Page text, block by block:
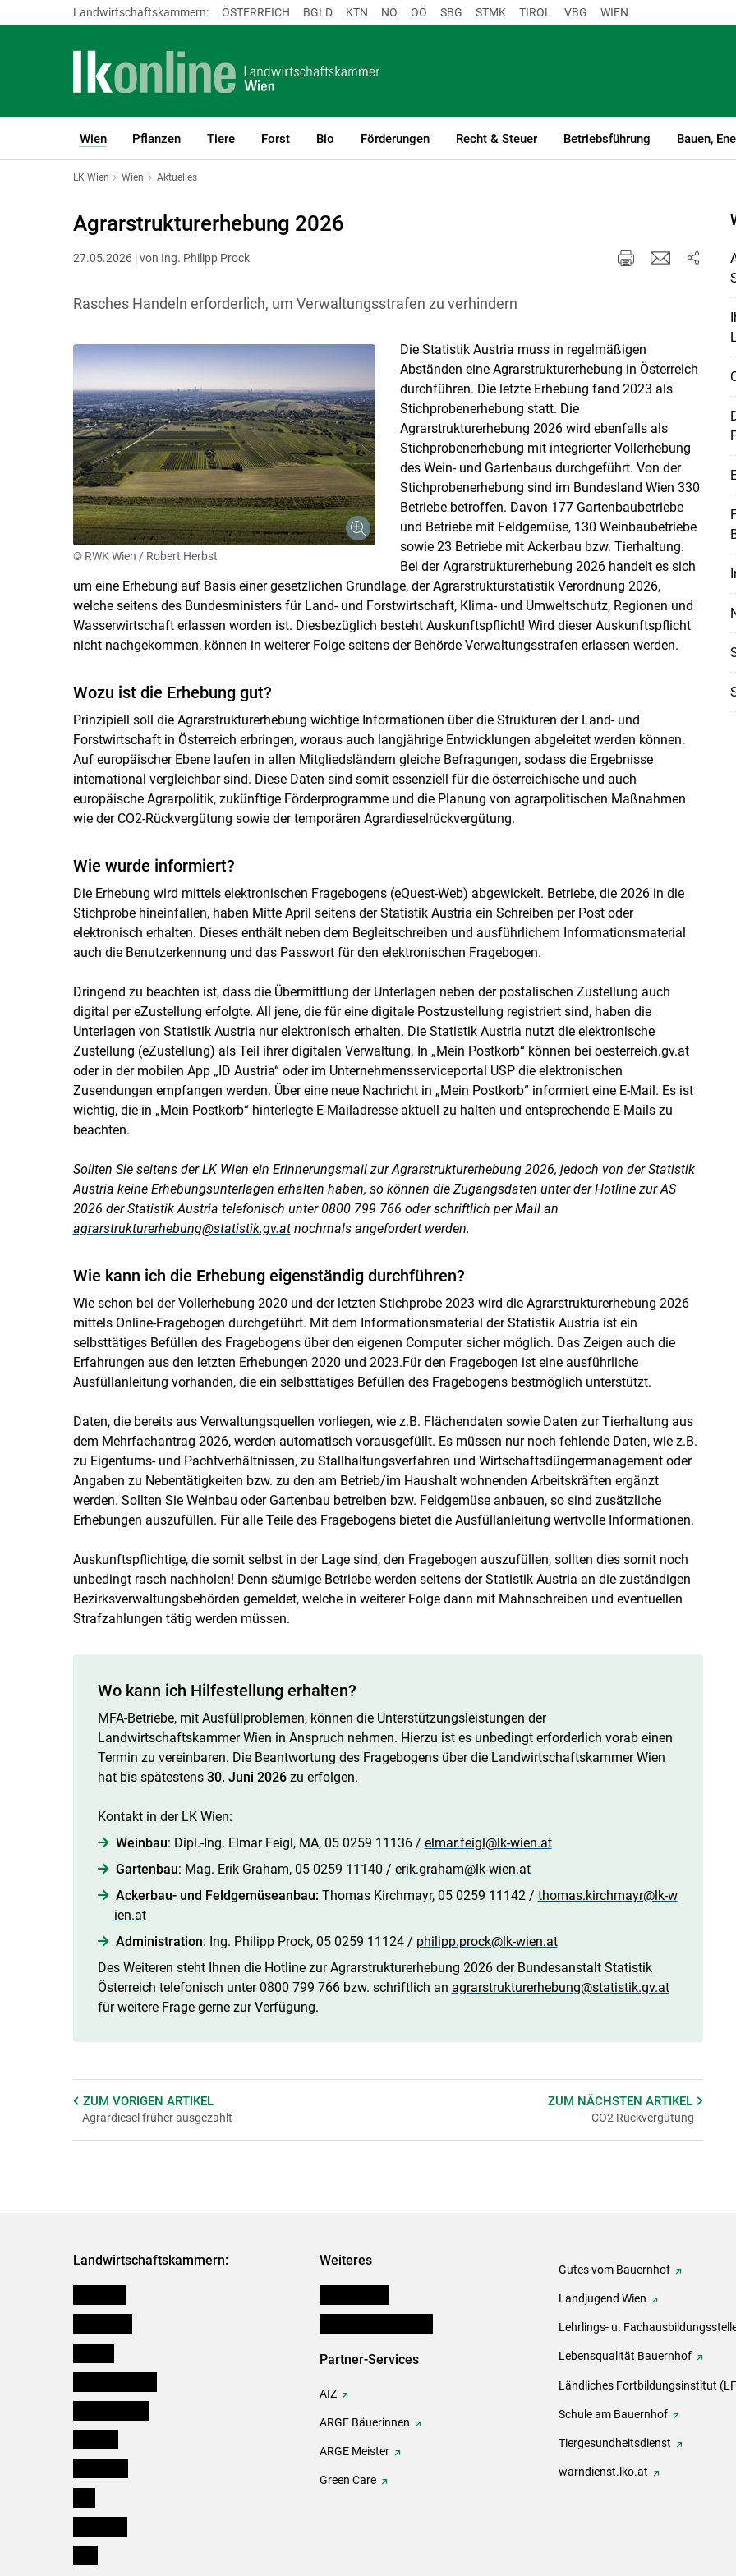
Skip to main content
Landwirtschaftskammern: ÖSTERREICH BGLD KTN NÖ OÖ SBG STMK TIROL VBG WIEN
Wien
(current)1
Pflanzen Tiere Forst Bio Förderungen Recht & Steuer Betriebsführung Bauen,
LK Wien Wien Aktuelles
Agrarstrukturerhebung 2026
27.05.2026 | von Ing. Philipp Prock
Rasches Handeln erforderlich, um Verwaltungsstrafen zu verhindern
© RWK Wien / Robert Herbst
Die Statistik Austria muss in regelmäßigen
Abständen eine Agrarstrukturerhebung in Österreich
durchführen. Die letzte Erhebung fand 2023 als
Stichprobenerhebung statt. Die
Agrarstrukturerhebung 2026 wird ebenfalls als
Stichprobenerhebung mit integrierter Vollerhebung
des Wein- und Gartenbaus durchgeführt. Von der
Stichprobenerhebung sind im Bundesland Wien 330
Betriebe betroffen. Davon 177 Gartenbaubetriebe
und Betriebe mit Feldgemüse, 130 Weinbaubetriebe
sowie 23 Betriebe mit Ackerbau bzw. Tierhaltung.
Bei der Agrarstrukturerhebung 2026 handelt es sich
um eine Erhebung auf Basis einer gesetzlichen Grundlage, der Agrarstrukturstatistik Verordnung 2026,
welche seitens des Bundesministers für Land- und Forstwirtschaft, Klima- und Umweltschutz, Regionen und
Wasserwirtschaft erlassen worden ist. Diesbezüglich besteht Auskunftspflicht! Wird dieser Auskunftspflicht
nicht nachgekommen, können in weiterer Folge seitens der Behörde Verwaltungsstrafen erlassen werden.
Wozu ist die Erhebung gut?
Prinzipiell soll die Agrarstrukturerhebung wichtige Informationen über die Strukturen der Land- und
Forstwirtschaft in Österreich erbringen, woraus auch langjährige Entwicklungen abgeleitet werden können.
Auf europäischer Ebene laufen in allen Mitgliedsländern gleiche Befragungen, sodass die Ergebnisse
international vergleichbar sind. Diese Daten sind somit essenziell für die österreichische und auch
europäische Agrarpolitik, zukünftige Förderprogramme und die Planung von agrarpolitischen Maßnahmen
wie der CO2-Rückvergütung sowie der temporären Agrardieselrückvergütung.
Wie wurde informiert?
Die Erhebung wird mittels elektronischen Fragebogens (eQuest-Web) abgewickelt. Betriebe, die 2026 in die
Stichprobe hineinfallen, haben Mitte April seitens der Statistik Austria ein Schreiben per Post oder
elektronisch erhalten. Dieses enthält neben dem Begleitschreiben und ausführlichem Informationsmaterial
auch die Benutzerkennung und das Passwort für den elektronischen Fragebogen.
Dringend zu beachten ist, dass die Übermittlung der Unterlagen neben der postalischen Zustellung auch
digital per eZustellung erfolgte. All jene, die für eine digitale Postzustellung registriert sind, haben die
Unterlagen von Statistik Austria nur elektronisch erhalten. Die Statistik Austria nutzt die elektronische
Zustellung (eZustellung) als Teil ihrer digitalen Verwaltung. In „Mein Postkorb“ können bei oesterreich.gv.at
oder in der mobilen App „ID Austria“ oder im Unternehmensserviceportal USP die elektronischen
Zusendungen empfangen werden. Über eine neue Nachricht in „Mein Postkorb“ informiert eine E-Mail. Es ist
wichtig, die in „Mein Postkorb“ hinterlegte E-Mailadresse aktuell zu halten und entsprechende E-Mails zu
beachten.
Sollten Sie seitens der LK Wien ein Erinnerungsmail zur Agrarstrukturerhebung 2026, jedoch von der Statistik
Austria keine Erhebungsunterlagen erhalten haben, so können die Zugangsdaten unter der Hotline zur AS
2026 der Statistik Austria telefonisch unter 0800 799 766 oder schriftlich per Mail an
agrarstrukturerhebung@statistik.gv.atnochmals angefordert werden.
Wie kann ich die Erhebung eigenständig durchführen?
Wie schon bei der Vollerhebung 2020 und der letzten Stichprobe 2023 wird die Agrarstrukturerhebung 2026
mittels Online-Fragebogen durchgeführt. Mit dem Informationsmaterial der Statistik Austria ist ein
selbsttätiges Befüllen des Fragebogens über den eigenen Computer sicher möglich. Das Zeigen auch die
Erfahrungen aus den letzten Erhebungen 2020 und 2023.Für den Fragebogen ist eine ausführliche
Ausfüllanleitung vorhanden, die ein selbsttätiges Befüllen des Fragebogens bestmöglich unterstützt.
Daten, die bereits aus Verwaltungsquellen vorliegen, wie z.B. Flächendaten sowie Daten zur Tierhaltung aus
dem Mehrfachantrag 2026, werden automatisch vorausgefüllt. Es müssen nur noch fehlende Daten, wie z.B.
zu Eigentums- und Pachtverhältnissen, zu Stallhaltungsverfahren und Wirtschaftsdüngermanagement oder
Angaben zu Nebentätigkeiten bzw. zu den am Betrieb/im Haushalt wohnenden Arbeitskräften ergänzt
werden. Sollten Sie Weinbau oder Gartenbau betreiben bzw. Feldgemüse anbauen, so sind zusätzliche
Erhebungen auszufüllen. Für alle Teile des Fragebogens bietet die Ausfüllanleitung wertvolle Informationen.
Auskunftspflichtige, die somit selbst in der Lage sind, den Fragebogen auszufüllen, sollten dies somit noch
unbedingt rasch nachholen! Denn säumige Betriebe werden seitens der Statistik Austria an die zuständigen
Bezirksverwaltungsbehörden gemeldet, welche in weiterer Folge dann mit Mahnschreiben und eventuellen
Strafzahlungen tätig werden müssen.
Wo kann ich Hilfestellung erhalten?
MFA-Betriebe, mit Ausfüllproblemen, können die Unterstützungsleistungen der
Landwirtschaftskammer Wien in Anspruch nehmen. Hierzu ist es unbedingt erforderlich vorab einen
Termin zu vereinbaren. Die Beantwortung des Fragebogens über die Landwirtschaftskammer Wien
hat bis spätestens 30. Juni 2026zu erfolgen.
Kontakt in der LK Wien:
Weinbau: Dipl.-Ing. Elmar Feigl, MA, 05 0259 11136 / elmar.feigl@lk-wien.at
Gartenbau: Mag. Erik Graham, 05 0259 11140 / erik.graham@lk-wien.at
Ackerbau- und Feldgemüseanbau: Thomas Kirchmayr, 05 0259 11142 / thomas.kirchmayr@lk-w
ien.at
Administration: Ing. Philipp Prock, 05 0259 11124 / philipp.prock@lk-wien.at
Des Weiteren steht Ihnen die Hotline zur Agrarstrukturerhebung 2026 der Bundesanstalt Statistik
Österreich telefonisch unter 0800 799 766 bzw. schriftlich an agrarstrukturerhebung@statistik.gv.at
für weitere Frage gerne zur Verfügung.
ZUM VORIGEN ARTIKEL
Agrardiesel früher ausgezahlt
ZUM NÄCHSTENARTIKEL
CO2 Rückvergütung
Landwirtschaftskammern: Weiteres
Partner-Services
AIZ
ARGE Bäuerinnen
ARGE Meister
Green Care
Gutes vom Bauernhof
Landjugend Wien
Lehrlings- u.
Lebensqualität Bauernhof
Ländliches Fortbildungsinstitut
Schule am Bauernhof
Tiergesundheitsdienst
warndienst.lko.at